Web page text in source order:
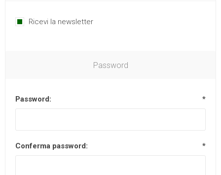
Ricevi la newsletter
Password
Password: *
Conferma password: *